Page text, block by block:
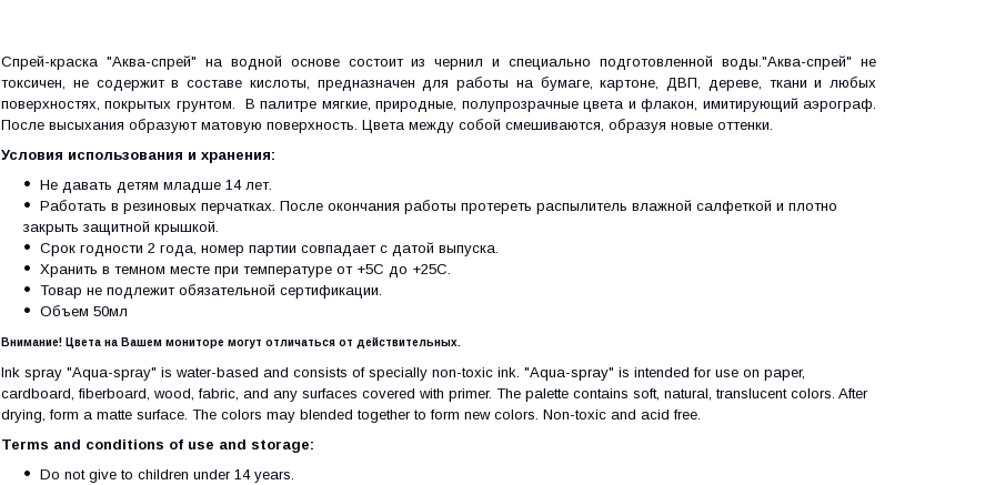
Спрей-краска "Аква-спрей" на водной основе состоит из чернил и специально подготовленной воды."Аква-спрей" не
токсичен, не содержит в составе кислоты, предназначен для работы на бумаге, картоне, ДВП, дереве, ткани и любых
поверхностях, покрытых грунтом. В палитре мягкие, природные, полупрозрачные цвета и флакон, имитирующий аэрограф.
После высыхания образуют матовую поверхность. Цвета между собой смешиваются, образуя новые оттенки.
Условия использования и хранения:
Не давать детям младше 14 лет.
Работать в резиновых перчатках. После окончания работы протереть распылитель влажной салфеткой и плотно
закрыть защитной крышкой.
Срок годности 2 года, номер партии совпадает с датой выпуска.
Хранить в темном месте при температуре от +5С до +25С.
Товар не подлежит обязательной сертификации.
Объем 50мл
Внимание! Цвета на Вашем мониторе могут отличаться от действительных.
Ink spray "Aqua-spray" is water-based and consists of specially non-toxic ink. "Aqua-spray" is intended for use on paper,
cardboard, fiberboard, wood, fabric, and any surfaces covered with primer. The palette contains soft, natural, translucent colors. After
drying, form a matte surface. The colors may blended together to form new colors. Non-toxic and acid free.
Terms and conditions of use and storage:
Do not give to children under 14 years.